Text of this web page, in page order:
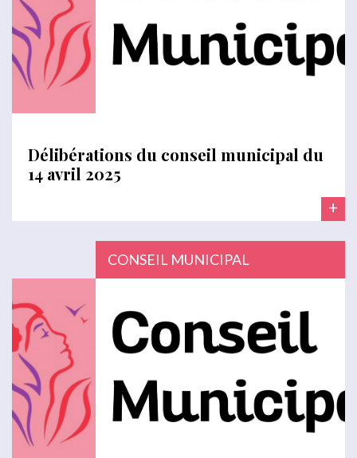
Délibérations du conseil municipal du
14 avril 2025
+
CONSEIL MUNICIPAL